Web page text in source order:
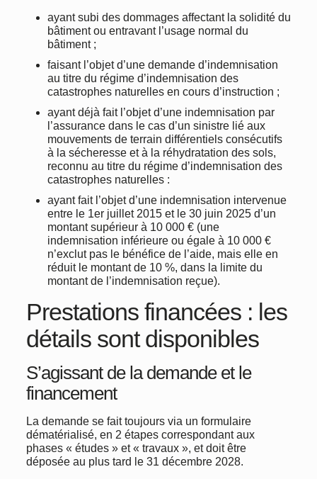
ayant subi des dommages affectant la solidité du
bâtiment ou entravant l’usage normal du
bâtiment ;
faisant l’objet d’une demande d’indemnisation
au titre du régime d’indemnisation des
catastrophes naturelles en cours d’instruction ;
ayant déjà fait l’objet d’une indemnisation par
l’assurance dans le cas d’un sinistre lié aux
mouvements de terrain différentiels consécutifs
à la sécheresse et à la réhydratation des sols,
reconnu au titre du régime d’indemnisation des
catastrophes naturelles :
ayant fait l’objet d’une indemnisation intervenue
entre le 1er juillet 2015 et le 30 juin 2025 d’un
montant supérieur à 10 000 € (une
indemnisation inférieure ou égale à 10 000 €
n’exclut pas le bénéfice de l’aide, mais elle en
réduit le montant de 10 %, dans la limite du
montant de l’indemnisation reçue).
Prestations financées : les
détails sont disponibles
S’agissant de la demande et le
financement
La demande se fait toujours via un formulaire
dématérialisé, en 2 étapes correspondant aux
phases « études » et « travaux », et doit être
déposée au plus tard le 31 décembre 2028.